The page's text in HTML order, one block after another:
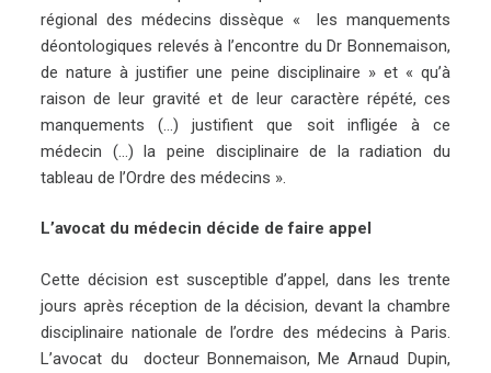
régional des médecins dissèque « les manquements
déontologiques relevés à l’encontre du Dr Bonnemaison,
de nature à justifier une peine disciplinaire » et « qu’à
raison de leur gravité et de leur caractère répété, ces
manquements (…) justifient que soit infligée à ce
médecin (…) la peine disciplinaire de la radiation du
tableau de l’Ordre des médecins ».
L’avocat du médecin décide de faire appel
Cette décision est susceptible d’appel, dans les trente
jours après réception de la décision, devant la chambre
disciplinaire nationale de l’ordre des médecins à Paris.
L’avocat du docteur Bonnemaison, Me Arnaud Dupin,